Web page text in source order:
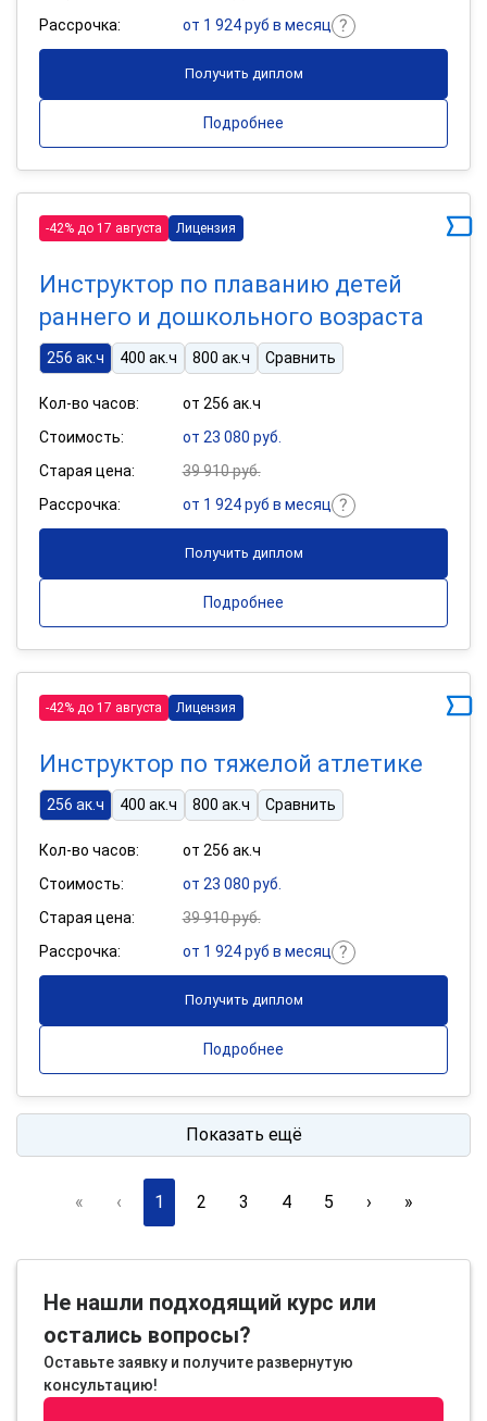
Рассрочка:
от 1 924 руб в месяц
Получить диплом
Подробнее
-42% до 17 августа Лицензия
Инструктор по плаванию детей
раннего и дошкольного возраста
256 ак.ч 400 ак.ч 800 ак.ч Сравнить
Кол-во часов:
от 256 ак.ч
Стоимость:
от 23 080 руб.
Старая цена:
39 910 руб.
Рассрочка:
от 1 924 руб в месяц
Получить диплом
Подробнее
-42% до 17 августа Лицензия
Инструктор по тяжелой атлетике
256 ак.ч 400 ак.ч 800 ак.ч Сравнить
Кол-во часов:
от 256 ак.ч
Стоимость:
от 23 080 руб.
Старая цена:
39 910 руб.
Рассрочка:
от 1 924 руб в месяц
Получить диплом
Подробнее
Показать ещё
« ‹ 1 2 3 4 5 › »
Не нашли подходящий курс или
остались вопросы?
Оставьте заявку и получите развернутую
консультацию!